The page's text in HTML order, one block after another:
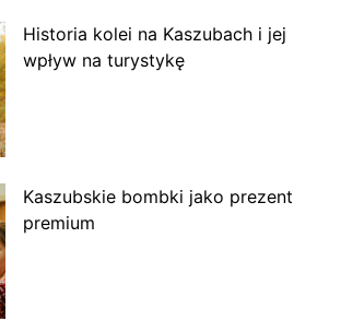
Historia kolei na Kaszubach i jej
wpływ na turystykę
Kaszubskie bombki jako prezent
premium